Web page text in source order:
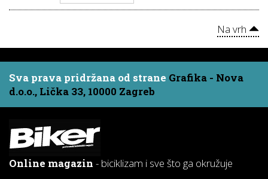
Na vrh
Sva prava pridržana od strane Grafika - Nova
d.o.o., Lička 33, 10000 Zagreb
Online magazin - biciklizam i sve što ga okružuje